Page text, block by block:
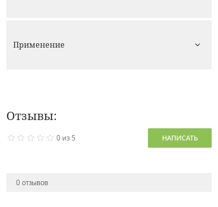
Применение
Отзывы:
0 из 5 НАПИСАТЬ
0 отзывов